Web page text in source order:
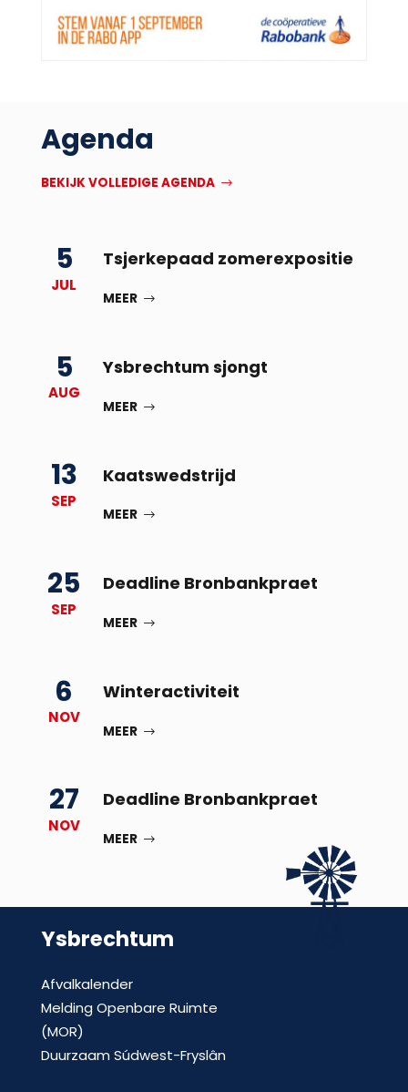
Agenda
BEKIJK VOLLEDIGE AGENDA
5
JUL
Tsjerkepaad zomerexpositie
MEER
5
AUG
Ysbrechtum sjongt
MEER
13
SEP
Kaatswedstrijd
MEER
25
SEP
Deadline Bronbankpraet
MEER
6
NOV
Winteractiviteit
MEER
27
NOV
Deadline Bronbankpraet
MEER
Ysbrechtum
Afvalkalender
Melding Openbare Ruimte
(MOR)
Duurzaam Súdwest-Fryslân